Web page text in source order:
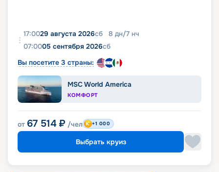
17:0029 августа 2026сб 8 дн/7 нч
07:0005 сентября 2026сб
Вы посетите 3 страны:
MSC World America
КОМФОРТ
от 67 514 ₽ /чел +1 000
Выбрать круиз